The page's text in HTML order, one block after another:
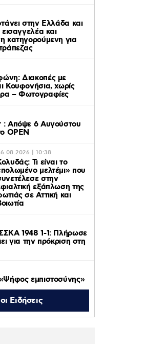
στην Ελλάδα και
και
κατηγορούμενη για
Διακοπές με
Κουφονήσια, χωρίς
– Φωτογραφίες
Απόψε 6 Αυγούστου
ΟΡΕΝ
| 10:38
Τι είναι το
μελτέμι» που
στην
εξάπλωση της
σε Αττική και
1948 1-1: Πλήρωσε
για την πρόκριση στη
εμπιστοσύνης»
στο καλώδιο
Ειδήσεις